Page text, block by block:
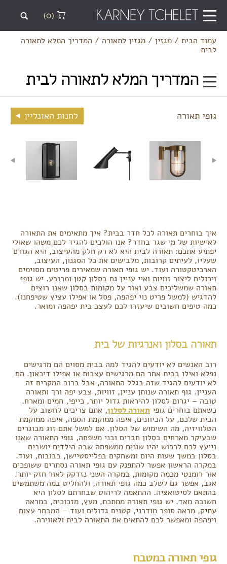
(0)
עמוד הבית/ מגזין/ מגזין לתאורה / המדריך המלא לתאורה
לבית
המדריך המלא לתאורה לבית
גופי תאורה לחנות האונליין
איך בוחרים תאורה לכל חדר בבית? איך מתאימים את התאורה
לאישיות של מי שגר בחדר? אנו הולכים להגיד לכם משהו שאולי
יפתיע אתכם: תאורה לבית היא לא רק חלק מהעיצוב, היא הגורם
שעליו, לעיתים קרובות, מלבישים את כל הסגנון, העיצוב,
הארכיטקטורה ועוד. יש גופי תאורה שמאירים פריטים מסוימים
ויכולים ליצור זוויות ואיי עניין גם בסלון קטן ומרובע. יש גופי
תאורה שמשליכים צבע ואור על מקומות בסלון שאנו רוצים
להדגיש (למשל פריט נוי יפהפה, פסל או אפילו עציץ שטיפחנו).
כמה טיפים חשובים שיעזרו לכם לעצב בית יפהפה ומואר.
תאורה בסלון ואנרגיות של בית
רוב האנשים לא יודעים להגיד למה בבית מסוים הם מרגישים
נפלא ואילו בבית אחר הם מרגישים עצבות או אפילו דיכאון. הם
לא יודעים להגיד שזה בגלל התאורה, אבל ברוב המקרים זה
העניין. גוף תאורה שנותן עניין, זוויות, צבע יפה ורך ותאורה
טובה – יגרום לסלון להיראות גדול יותר, כייפי, חמים ומארח.
כשאתם בוחרים גופיתאורה לסלון, אתם צריכים לחשוב על
הבית שלכם, על הכיוונים, איפה ממוקמת הספה, איפה ממוקמת
הטלוויזיה, מה השימוש של הסלון. אם למשל אתם זוג מבוגרים
שבעיקר מארחים בסלון חברים ובני משפחה, גופי התאורה שאנו
נייעץ לכם לרכוש יהיו שונים ממשפחה שבה הילדים יושבים
בסלון במשך שעות היום ומשחקים בפלייסטיישן, בבובות, ועוד.
במקרה הראשון אפשר להתפנק עם גופי תאורה נסתרים ששופכים
אור רומנטי מכמה מקומות, במקרה השני נזדקק לאור חזק יותר.
אגב, אפשר גם לשלב כמה גופי תאורה, ולהחליט במה משתמשים
בהתאם לסיטואציה. ההתאמה לריהוט שבחרתם לסלון היא
חשובה מאד. יש גופי תאורה ממתכת, מעץ, מזכוכית, במראה
עתיק, מראה סופר מודרני, קטנים גדולים ועוד – המבחר עצום
ויפהפה ומאפשר לכם להתאים את התאורה לבית ולאווירה.
גופי תאורה במטבח